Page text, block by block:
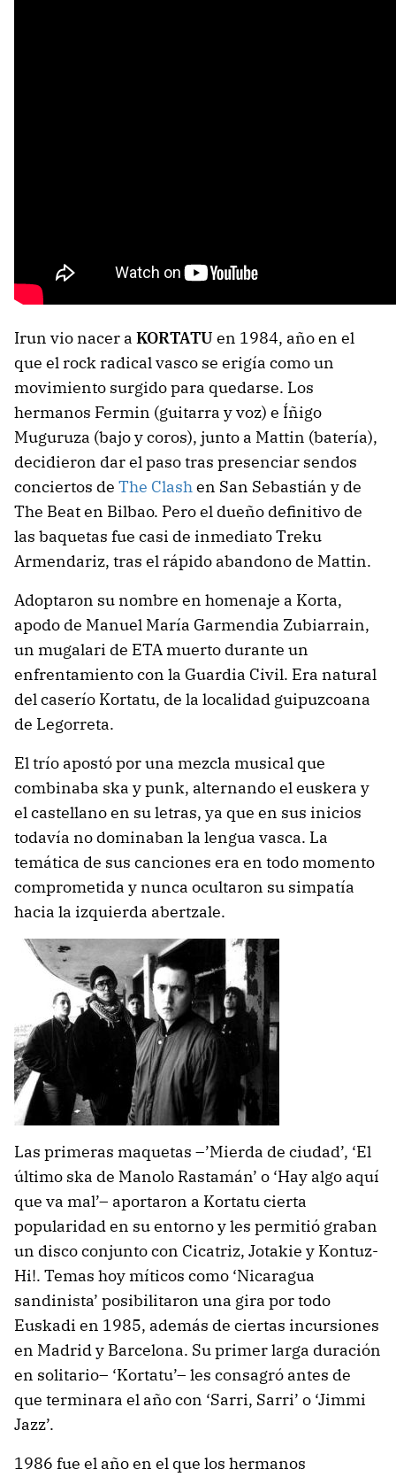
Irun vio nacer a KORTATU en 1984, año en el
que el rock radical vasco se erigía como un
movimiento surgido para quedarse. Los
hermanos Fermin (guitarra y voz) e Íñigo
Muguruza (bajo y coros), junto a Mattin (batería),
decidieron dar el paso tras presenciar sendos
conciertos de The Clashen San Sebastián y de
The Beat en Bilbao. Pero el dueño definitivo de
las baquetas fue casi de inmediato Treku
Armendariz, tras el rápido abandono de Mattin.
Adoptaron su nombre en homenaje a Korta,
apodo de Manuel María Garmendia Zubiarrain,
un mugalari de ETA muerto durante un
enfrentamiento con la Guardia Civil. Era natural
del caserío Kortatu, de la localidad guipuzcoana
de Legorreta.
El trío apostó por una mezcla musical que
combinaba ska y punk, alternando el euskera y
el castellano en su letras, ya que en sus inicios
todavía no dominaban la lengua vasca. La
temática de sus canciones era en todo momento
comprometida y nunca ocultaron su simpatía
hacia la izquierda abertzale.
Las primeras maquetas –’Mierda de ciudad’, ‘El
último ska de Manolo Rastamán’ o ‘Hay algo aquí
que va mal’– aportaron a Kortatu cierta
popularidad en su entorno y les permitió graban
un disco conjunto con Cicatriz, Jotakie y Kontuz-
Hi!. Temas hoy míticos como ‘Nicaragua
sandinista’ posibilitaron una gira por todo
Euskadi en 1985, además de ciertas incursiones
en Madrid y Barcelona. Su primer larga duración
en solitario– ‘Kortatu’– les consagró antes de
que terminara el año con ‘Sarri, Sarri’ o ‘Jimmi
Jazz’.
1986 fue el año en el que los hermanos